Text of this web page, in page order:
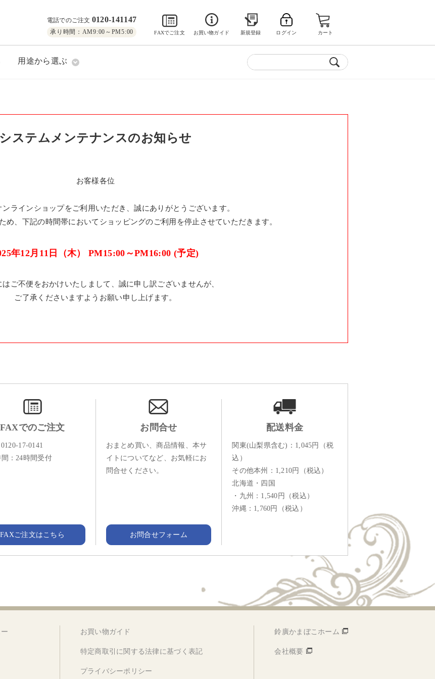
電話でのご注文 0120-141147
承り時間：AM9:00～PM5:00 FAXでご注文 お買い物ガイド 新規登録 ログイン カート
用途から選ぶ
システムメンテナンスのお知らせ
お客様各位
ンラインショップをご利用いただき、誠にありがとうございます。
め、下記の時間帯においてショッピングのご利用を停止させていただきます。
年12月11日（木） PM15:00～PM16:00 (予定)
はご不便をおかけいたしまして、誠に申し訳ございませんが、
ご了承くださいますようお願い申し上げます。
FAXでのご注文
17-0141
間：24時間受付
FAXご注文はこちら
お問合せ
おまとめ買い、商品情報、本サ
イトについてなど、お気軽にお
問合せください。
お問合せフォーム
配送料金
関東(山梨県含む)：1,045円（税
込）
その他本州：1,210円（税込）
北海道・四国
・九州：1,540円（税込）
沖縄：1,760円（税込）
お買い物ガイド
特定商取引に関する法律に基づく表記
プライバシーポリシー
鈴廣かまぼこホーム
会社概要